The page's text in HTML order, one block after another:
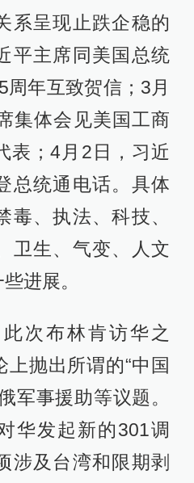
系呈现止跌企稳的
平主席同美国总统
年互致贺信；3月
集体会见美国工商
表；4月2日，习近
总统通电话。具体
毒、执法、科技、
卫生、气变、人文
进展。
次布林肯访华之
上抛出所谓的“中国
军事援助等议题。
华发起新的301调
涉及台湾和限期剥